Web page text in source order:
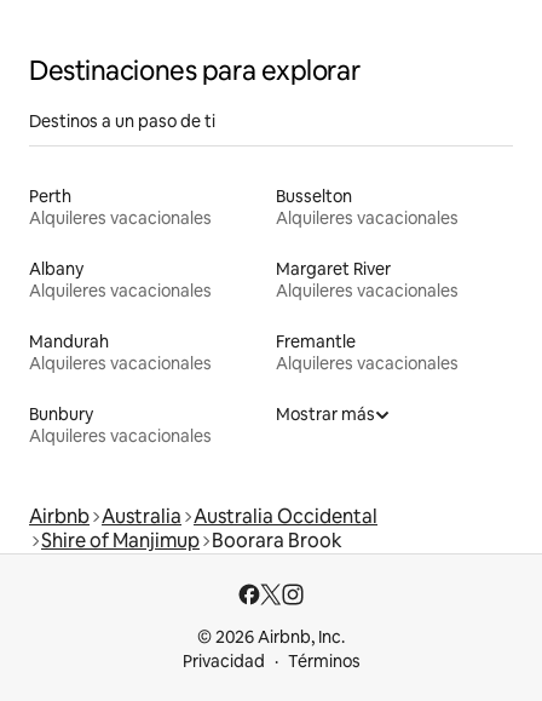
Destinaciones para explorar
Destinos a un paso de ti
Perth
Alquileres vacacionales
Busselton
Alquileres vacacionales
Albany
Alquileres vacacionales
Margaret River
Alquileres vacacionales
Mandurah
Alquileres vacacionales
Fremantle
Alquileres vacacionales
Bunbury
Alquileres vacacionales
Mostrar más
Airbnb Australia Australia Occidental
Shire of Manjimup Boorara Brook
© 2026 Airbnb, Inc.
Privacidad
Términos